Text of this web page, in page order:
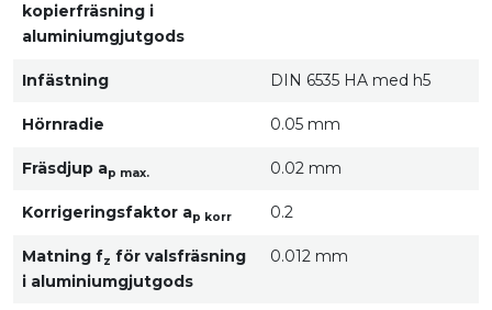
kopierfräsning i
aluminiumgjutgods
Infästning DIN 6535 HA med h5
Hörnradie 0.05 mm
Fräsdjup ap max. 0.02 mm
Korrigeringsfaktor ap korr 0.2
Matning fz för valsfräsning
i aluminiumgjutgods
0.012 mm